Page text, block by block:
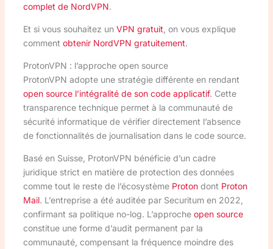
complet de NordVPN.
Et si vous souhaitez un VPN gratuit , on vous explique
comment obtenir NordVPN gratuitement.
ProtonVPN : l’approche open source
ProtonVPN adopte une stratégie différente en rendant
open source l’intégralité de son code applicatif. Cette
transparence technique permet à la communauté de
sécurité informatique de vérifier directement l’absence
de fonctionnalités de journalisation dans le code source.
Basé en Suisse, ProtonVPN bénéficie d’un cadre
juridique strict en matière de protection des données
comme tout le reste de l’écosystème Protondont Proton
Mail. L’entreprise a été auditée par Securitum en 2022,
confirmant sa politique no-log. L’approche open source
constitue une forme d’audit permanent par la
communauté, compensant la fréquence moindre des